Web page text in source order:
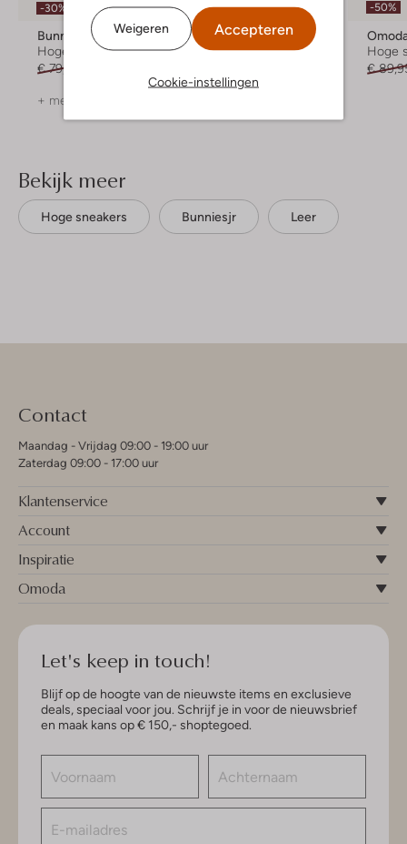
Weigeren Accepteren
Cookie-instellingen
-30%
Bunniesjr
Hoge sneakers
€ 79,95
+ meer kleuren
-30%
Bunniesjr
Hoge sneakers
-50%
Hoge
€
Bekijk meer
Hoge sneakers Bunniesjr Leer
Contact
Maandag - Vrijdag 09:00 - 19:00 uur
Zaterdag 09:00 - 17:00 uur
Klantenservice
Account
Inspiratie
Omoda
Let's keep in touch!
Blijf op de hoogte van de nieuwste items en exclusieve
deals, speciaal voor jou. Schrijf je in voor de nieuwsbrief
en maak kans op € 150,- shoptegoed.